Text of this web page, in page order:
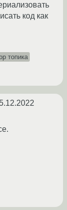
код как
топика